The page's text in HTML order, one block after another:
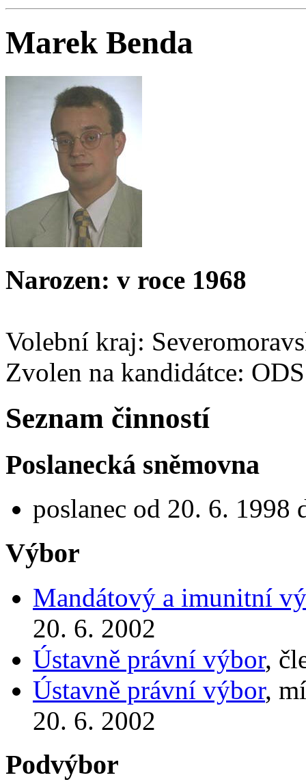
Marek Benda
Narozen: v roce 1968
Volební kraj:
Zvolen na kandidátce: ODS
Seznam činností
Poslanecká sněmovna
poslanec od 20. 6. 1998
Výbor
Mandátový a imunitní
20. 6. 2002
Ústavně právní výbor,
Ústavně právní výbor,
20. 6. 2002
Podvýbor